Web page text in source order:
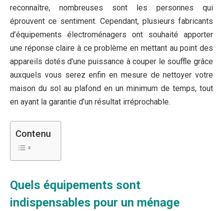
reconnaître, nombreuses sont les personnes qui
éprouvent ce sentiment. Cependant, plusieurs fabricants
d’équipements électroménagers ont souhaité apporter
une réponse claire à ce problème en mettant au point des
appareils dotés d’une puissance à couper le souffle grâce
auxquels vous serez enfin en mesure de nettoyer votre
maison du sol au plafond en un minimum de temps, tout
en ayant la garantie d’un résultat irréprochable.
Contenu
Quels équipements sont
indispensables pour un ménage